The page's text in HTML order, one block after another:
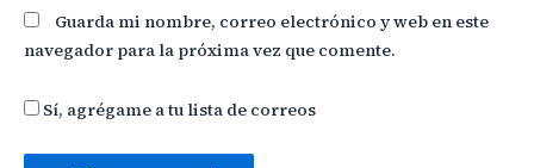
Guarda mi nombre, correo electrónico y web en este
navegador para la próxima vez que comente.
Sí, agrégame a tu lista de correos